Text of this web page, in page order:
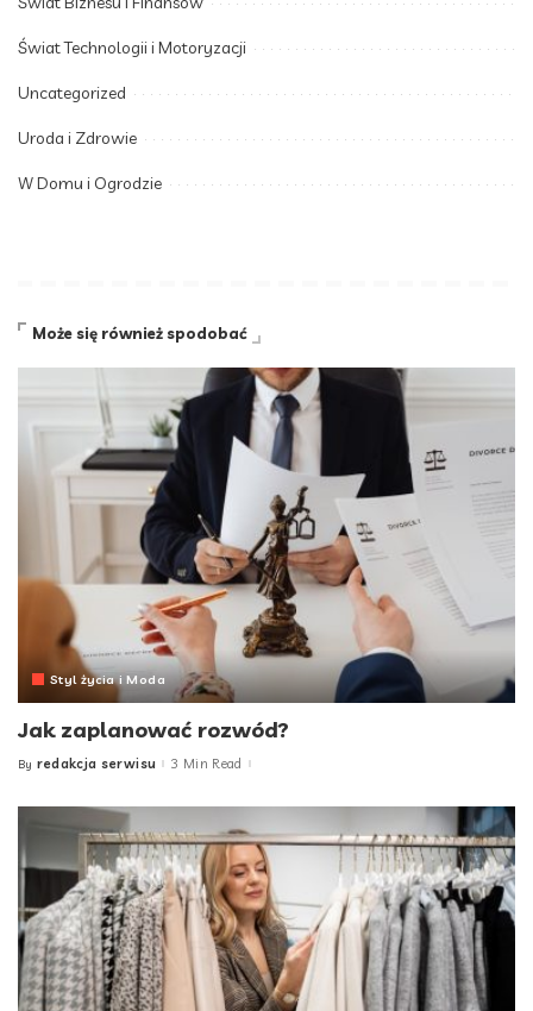
Świat Technologii i Motoryzacji
Uncategorized
Uroda i Zdrowie
W Domu i Ogrodzie
Może się również spodobać
Styl życia i Moda
Jak zaplanować rozwód?
Posted
By redakcja serwisu 3 Min Read